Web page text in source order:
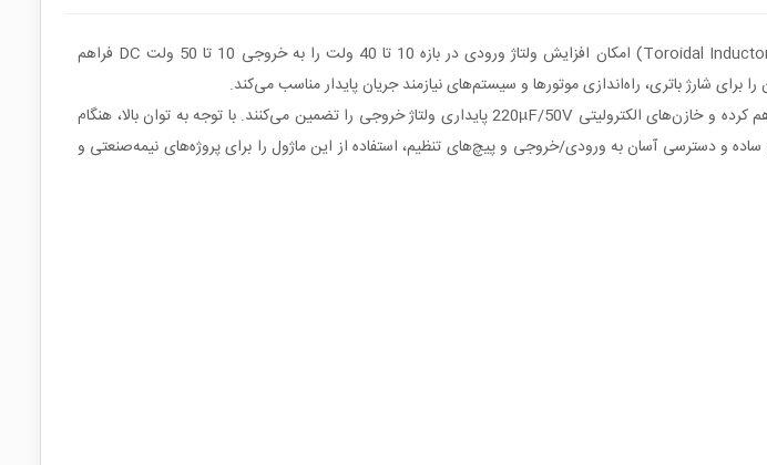
این ماژول بوست کانورتر DC-DC توان‌بالا با طراحی روی برد آلومینیومی و استفاده از یک سلف حلقوی (Toroidal Inductor) امکان افزایش ولتاژ ورودی در بازه 10 تا 40 ولت را به خروجی 10 تا 50 ولت DC فراهم
شارژ باتری، راه‌اندازی موتورها و سیستم‌های نیازمند جریان پایدار مناسب می‌کند.
ساختار سوئیچینگ این ماژول با استفاده از ترانزیستورهای قدرت و دیودهای سرعت‌بالا، بازده مناسبی را فراهم کرده و خازن‌های الکترولیتی 220µF/50V پایداری ولتاژ خروجی را تضمین می‌کنند. با توجه به توان بالا، هنگام
طراحی ساده و دسترسی آسان به ورودی/خروجی و پیچ‌های تنظیم، استفاده از این ماژول را برای پروژه‌های نیمه‌صنعتی و